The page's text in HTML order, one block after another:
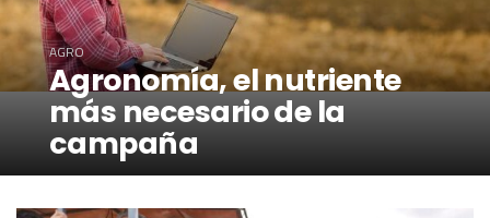
AGRO
Agronomía, el nutriente
más necesario de la
campaña